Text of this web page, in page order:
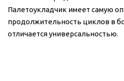
Палетоукладчик имеет самую
продолжительность циклов в
отличается универсальностью.